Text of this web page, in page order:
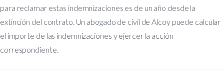
para reclamar estas indemnizaciones es de un año desde la
extinción del contrato. Un abogado de civil de Alcoy puede calcular
el importe de las indemnizaciones y ejercer la acción
correspondiente.